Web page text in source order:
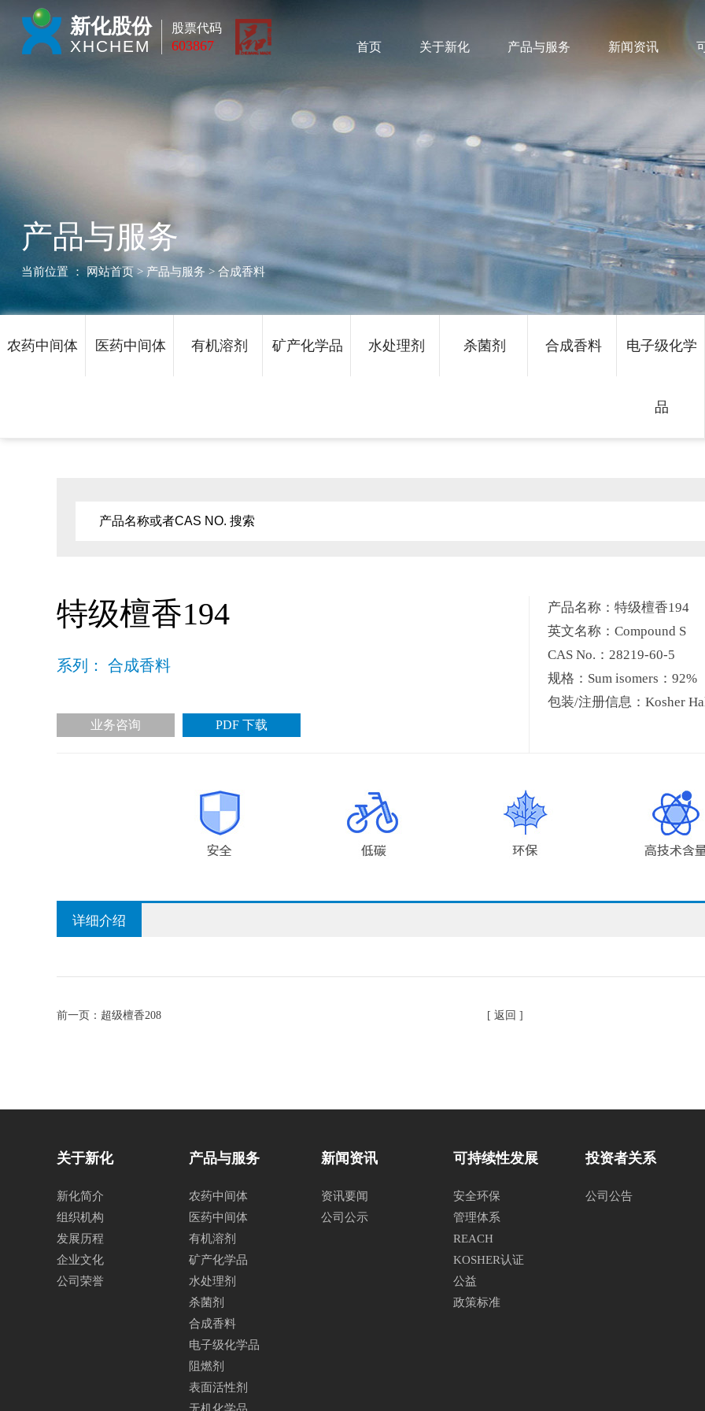
新化股份
XHCHEM
股票代码
603867 首页 关于新化 产品与服务 新闻资讯
产品与服务
当前位置 ：网站首页> 产品与服务 > 合成香料
农药中间体 医药中间体 有机溶剂 矿产化学品 水处理剂 杀菌剂 合成香料 电子级化学
品
特级檀香194
系列： 合成香料
业务咨询 PDF 下载
产品名称：特级檀香194
英文名称：Compound S
CAS No.：28219-60-5
规格：Sum isomers：92%
包装/注册信息：Kosher
详细介绍
前一页： 超级檀香208 [ 返回 ]
关于新化
新化简介
组织机构
发展历程
企业文化
公司荣誉
产品与服务
农药中间体
医药中间体
有机溶剂
矿产化学品
水处理剂
杀菌剂
合成香料
电子级化学品
阻燃剂
表面活性剂
新闻资讯
资讯要闻
公司公示
可持续性发展
安全环保
管理体系
REACH
KOSHER认证
公益
政策标准
投资者关系
公司公告